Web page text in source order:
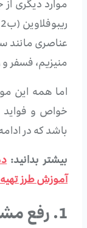
عناصری مانند
منیزیم، فسفر و
اما همه این
خواص و فواید
باشد که در
بیشتر بدانید:
آموزش طرز
1. رفع مشکلات اشتها با چای هل